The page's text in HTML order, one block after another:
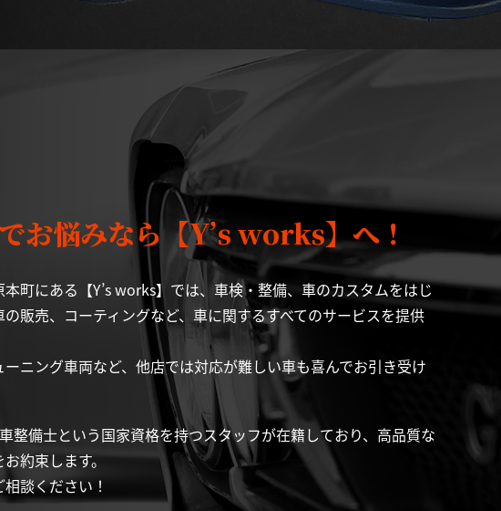
お悩みなら【Y’s works】へ！
町にある【Y’s works】では、車検・整備、車のカスタムをはじ
販売、コーティングなど、車に関するすべてのサービスを提供
ーニング車両など、他店では対応が難しい車も喜んでお引き受け
整備士という国家資格を持つスタッフが在籍しており、高品質な
約束します。
談ください！